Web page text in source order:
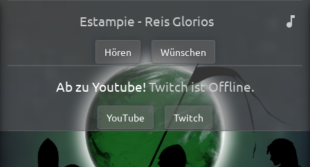
Estampie - Reis Glorios
Hören Wünschen
Ab zu Youtube!Twitch ist Offline.
YouTube Twitch